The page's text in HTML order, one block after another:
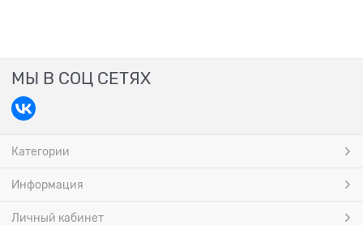
МЫ В СОЦ СЕТЯХ
Категории
Информация
Личный кабинет